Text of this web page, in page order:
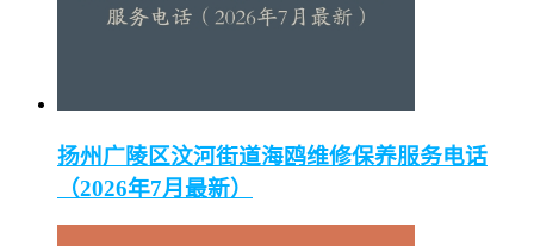
扬州广陵区汶河街道海鸥维修保养服务电话
（2026年7月最新）